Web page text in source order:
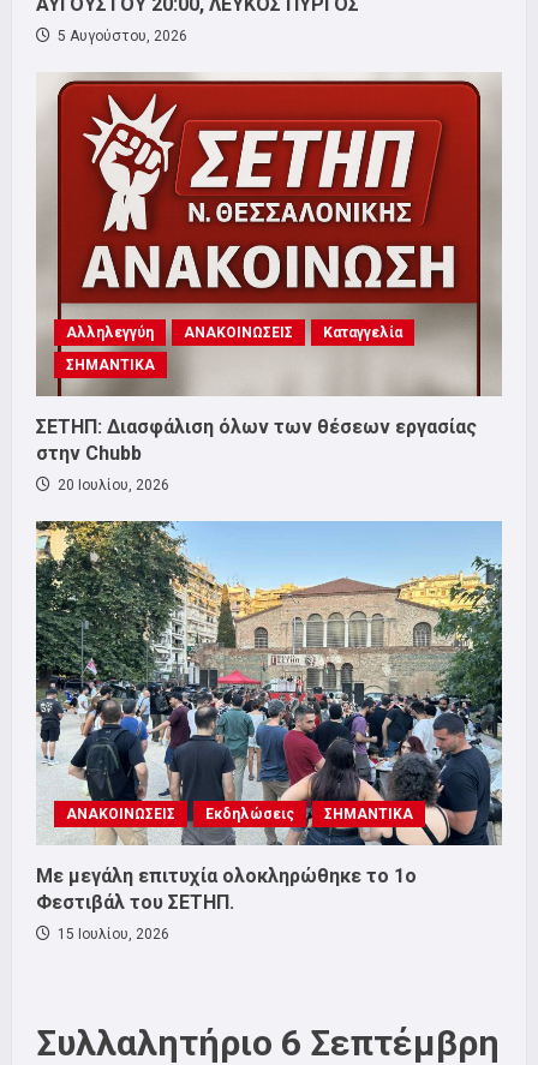
5 Αυγούστου, 2026
Αλληλεγγύη ΑΝΑΚΟΙΝΩΣΕΙΣ
Καταγγελία
ΣΗΜΑΝΤΙΚΑ
ΣΕΤΗΠ: Διασφάλιση όλων των θέσεων εργασίας
στην Chubb
20 Ιουλίου, 2026
ΑΝΑΚΟΙΝΩΣΕΙΣ Εκδηλώσεις ΣΗΜΑΝΤΙΚΑ
Με μεγάλη επιτυχία ολοκληρώθηκε το 1ο
Φεστιβάλ του ΣΕΤΗΠ.
15 Ιουλίου, 2026
Συλλαλητήριο 6 Σεπτέμβρη